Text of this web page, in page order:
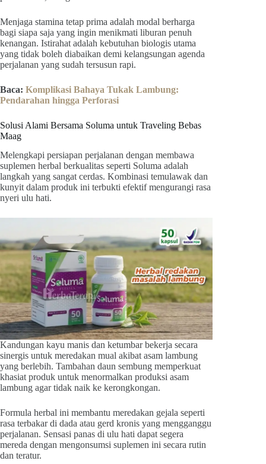
Menjaga stamina tetap prima adalah modal berharga
bagi siapa saja yang ingin menikmati liburan penuh
kenangan. Istirahat adalah kebutuhan biologis utama
yang tidak boleh diabaikan demi kelangsungan agenda
perjalanan yang sudah tersusun rapi.
Baca: Komplikasi Bahaya Tukak Lambung:
Pendarahan hingga Perforasi
Solusi Alami Bersama Soluma untuk Traveling Bebas
Maag
Melengkapi persiapan perjalanan dengan membawa
suplemen herbal berkualitas seperti Soluma adalah
langkah yang sangat cerdas. Kombinasi temulawak dan
kunyit dalam produk ini terbukti efektif mengurangi rasa
nyeri ulu hati.
Kandungan kayu manis dan ketumbar bekerja secara
sinergis untuk meredakan mual akibat asam lambung
yang berlebih. Tambahan daun sembung memperkuat
khasiat produk untuk menormalkan produksi asam
lambung agar tidak naik ke kerongkongan.
Formula herbal ini membantu meredakan gejala seperti
rasa terbakar di dada atau gerd kronis yang mengganggu
perjalanan. Sensasi panas di ulu hati dapat segera
mereda dengan mengonsumsi suplemen ini secara rutin
dan teratur.